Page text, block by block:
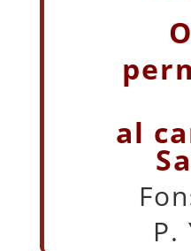
al
P.